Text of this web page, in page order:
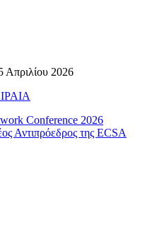
Απριλίου 2026
Conference 2026
Αντιπρόεδρος της ECSA